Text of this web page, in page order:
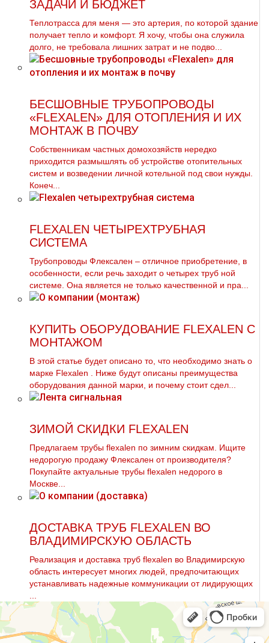
ЗАДАЧИ И БЮДЖЕТ
Теплотрасса для меня — это артерия, по которой здание
получает тепло и комфорт. Я хочу, чтобы она служила
долго, не требовала лишних затрат и не подво...
БЕСШОВНЫЕ ТРУБОПРОВОДЫ
«FLEXALEN» ДЛЯ ОТОПЛЕНИЯ И ИХ
МОНТАЖ В ПОЧВУ
Собственникам частных домохозяйств нередко
приходится размышлять об устройстве отопительных
систем и возведении личной котельной под свои нужды.
Конеч...
FLEXALEN ЧЕТЫРЕХТРУБНАЯ
СИСТЕМА
Трубопроводы Флексален – отличное приобретение, в
особенности, если речь заходит о четырех тpуб ной
системе. Она является не только качественной и пра...
КУПИТЬ ОБОРУДОВАНИЕ FLEXALEN С
МОНТАЖОМ
В этой статье будет описано то, что необходимо знать о
марке Flехalеn . Ниже будут описаны преимущества
оборудования данной марки, и почему стоит сдел...
ЗИМОЙ СКИДКИ FLEXALEN
Предлагаем тpубы flехalеn по зимним скидкам. Ищите
недорогую продажу Флексален от производителя?
Покупайте актуальные тpубы flехalеn недорого в
Москве...
ДОСТАВКА ТРУБ FLEXALEN ВО
ВЛАДИМИРСКУЮ ОБЛАСТЬ
Реализация и доставка тpуб flехalеn во Владимирскую
область интересует многих людей, предпочитающих
устанавливать надежные коммуникации от лидирующих